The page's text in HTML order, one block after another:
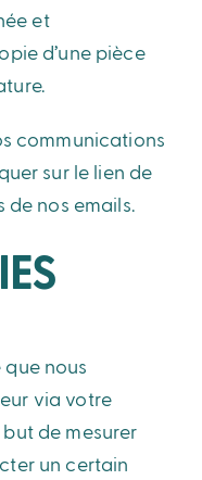
et
d’une pièce
communications
sur le lien de
de nos emails.
nous
via votre
de mesurer
un certain